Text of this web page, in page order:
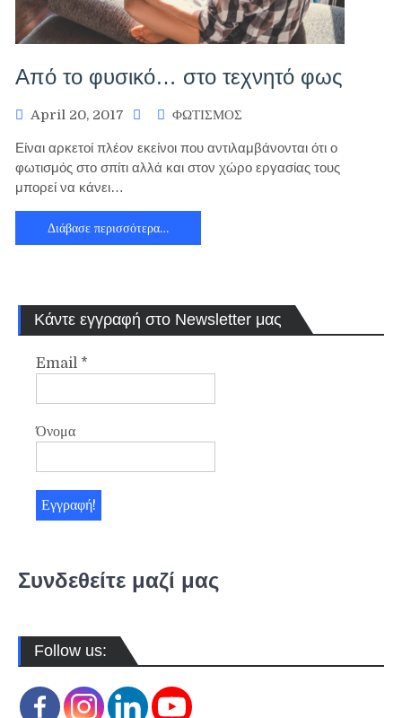
Από το φυσικό… στο τεχνητό φως
April 20, 2017 ΦΩΤΙΣΜΟΣ
Είναι αρκετοί πλέον εκείνοι που αντιλαμβάνονται ότι ο
φωτισμός στο σπίτι αλλά και στον χώρο εργασίας τους
μπορεί να κάνει…
Διάβασε περισσότερα…
Κάντε εγγραφή στο Newsletter μας
Email *
Όνομα
Συνδεθείτε μαζί μας
Follow us: